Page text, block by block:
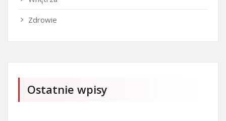
Zdrowie
Ostatnie wpisy